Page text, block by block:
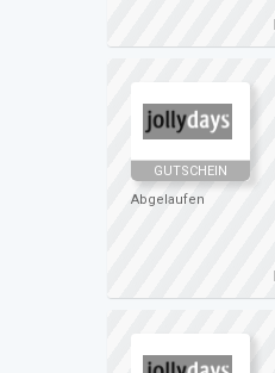
GUTSCHEIN
Abgelaufen